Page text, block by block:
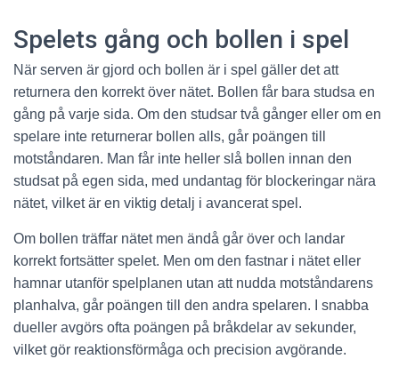
Spelets gång och bollen i spel
När serven är gjord och bollen är i spel gäller det att
returnera den korrekt över nätet. Bollen får bara studsa en
gång på varje sida. Om den studsar två gånger eller om en
spelare inte returnerar bollen alls, går poängen till
motståndaren. Man får inte heller slå bollen innan den
studsat på egen sida, med undantag för blockeringar nära
nätet, vilket är en viktig detalj i avancerat spel.
Om bollen träffar nätet men ändå går över och landar
korrekt fortsätter spelet. Men om den fastnar i nätet eller
hamnar utanför spelplanen utan att nudda motståndarens
planhalva, går poängen till den andra spelaren. I snabba
dueller avgörs ofta poängen på bråkdelar av sekunder,
vilket gör reaktionsförmåga och precision avgörande.